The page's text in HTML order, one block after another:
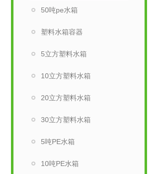
50吨pe水箱
塑料水箱容器
5立方塑料水箱
10立方塑料水箱
20立方塑料水箱
30立方塑料水箱
5吨PE水箱
10吨PE水箱